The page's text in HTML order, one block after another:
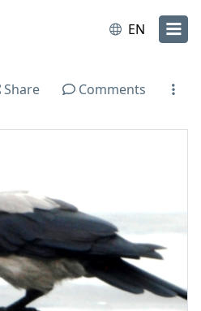
EN
Share Comments